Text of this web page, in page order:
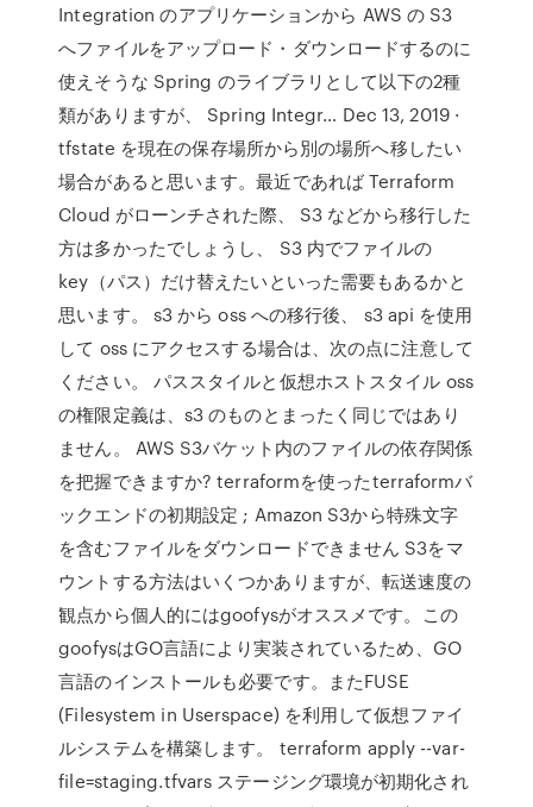
Integration のアプリケーションから AWS の S3
へファイルをアップロード・ダウンロードするのに
使えそうな Spring のライブラリとして以下の2種
類がありますが、 Spring Integr… Dec 13, 2019 ·
tfstate を現在の保存場所から別の場所へ移したい
場合があると思います。最近であれば Terraform
Cloud がローンチされた際、 S3 などから移行した
方は多かったでしょうし、 S3 内でファイルの
key（パス）だけ替えたいといった需要もあるかと
思います。 s3 から oss への移行後、 s3 api を使用
して oss にアクセスする場合は、次の点に注意して
ください。 パススタイルと仮想ホストスタイル oss
の権限定義は、s3 のものとまったく同じではあり
ません。 AWS S3バケット内のファイルの依存関係
を把握できますか? terraformを使ったterraformバ
ックエンドの初期設定 ; Amazon S3から特殊文字
を含むファイルをダウンロードできません S3をマ
ウントする方法はいくつかありますが、転送速度の
観点から個人的にはgoofysがオススメです。この
goofysはGO言語により実装されているため、GO
言語のインストールも必要です。またFUSE
(Filesystem in Userspace) を利用して仮想ファイ
ルシステムを構築します。 terraform apply --var-
file=staging.tfvars ステージング環境が初期化され